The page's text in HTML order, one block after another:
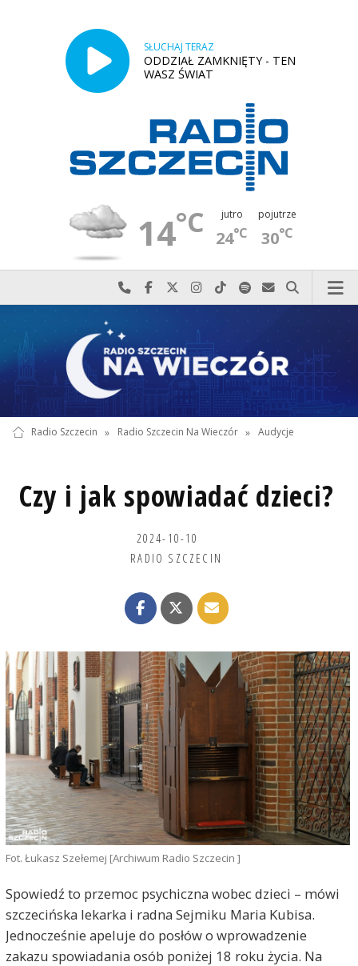
SŁUCHAJ TERAZ
ODDZIAŁ ZAMKNIĘTY - TEN
WASZ ŚWIAT
14°C jutro
24°C
pojutrze
30°C
Najlepiej po prostu do nas zadzwoń
Odwiedź nas na Facebook-u
Odwiedź nas na X
Odwiedź nas na Instagram-ie
Odwiedź nas na TikTok-u
Szukaj nas na Spotify
Wyślij do nas
Szukaj
Radio Szczecin » Radio Szczecin Na Wieczór » Audycje
Czy i jak spowiadać dzieci?
2024-10-10
RADIO SZCZECIN
Fot. Łukasz Szełemej [Archiwum Radio Szczecin ]
Spowiedź to przemoc psychiczna wobec dzieci – mówi
szczecińska lekarka i radna Sejmiku Maria Kubisa.
Jednocześnie apeluje do posłów o wprowadzenie
zakazu spowiadania osób poniżej 18 roku życia. Na